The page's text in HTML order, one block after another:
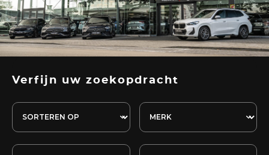
Verfijn uw zoekopdracht